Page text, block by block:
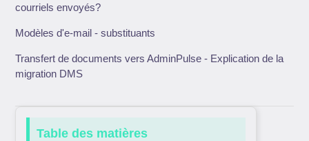
courriels envoyés?
Modèles d'e-mail - substituants
Transfert de documents vers AdminPulse - Explication de la
migration DMS
Table des matières